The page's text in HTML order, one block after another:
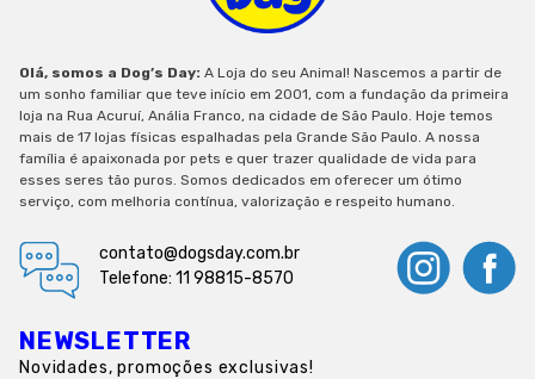
Olá, somos a Dog’s Day: A Loja do seu Animal! Nascemos a partir de
um sonho familiar que teve início em 2001, com a fundação da primeira
loja na Rua Acuruí, Anália Franco, na cidade de São Paulo. Hoje temos
mais de 17 lojas físicas espalhadas pela Grande São Paulo. A nossa
família é apaixonada por pets e quer trazer qualidade de vida para
esses seres tão puros. Somos dedicados em oferecer um ótimo
serviço, com melhoria contínua, valorização e respeito humano.
contato@dogsday.com.br
Telefone: 11 98815-8570
NEWSLETTER
Novidades, promoções exclusivas!